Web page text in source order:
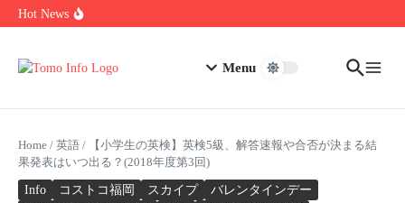
Skip to content
Hot News
Nakrutka Instagram Like: Why Free Offers Cost You More Later
Menu
Home / 英語 /
【小学生の英検】英検5級、解答速報や合否が決まる結
果発表はいつ出る？(2018年度第3回)
Info コストコ福岡 スカイプ
バレンタインデー